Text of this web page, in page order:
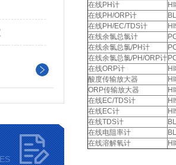
在线PH计
在线PH/ORP计
在线PH/EC/TDS计
在线余氯总氯计
在线余氯总氯/PH计
在线余氯总氯/PH/ORP计
在线ORP计
酸度传输放大器
ORP传输放大器
在线EC/TDS计
在线EC计
在线TDS计
在线电阻率计
在线溶解氧计